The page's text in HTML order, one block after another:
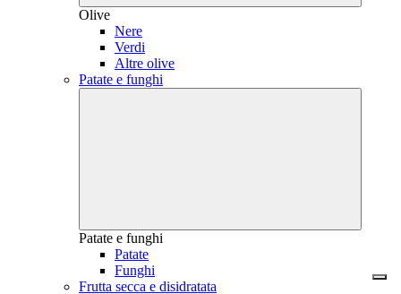
Olive
Nere
Verdi
Altre olive
Patate e funghi
Patate e funghi
Patate
Funghi
Frutta secca e disidratata